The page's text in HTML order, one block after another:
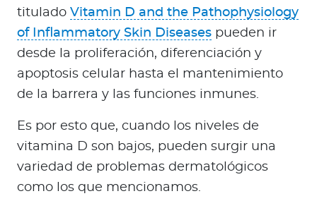
titulado Vitamin D and the Pathophysiology
of Inflammatory Skin Diseases pueden ir
desde la proliferación, diferenciación y
apoptosis celular hasta el mantenimiento
de la barrera y las funciones inmunes.
Es por esto que, cuando los niveles de
vitamina D son bajos, pueden surgir una
variedad de problemas dermatológicos
como los que mencionamos.